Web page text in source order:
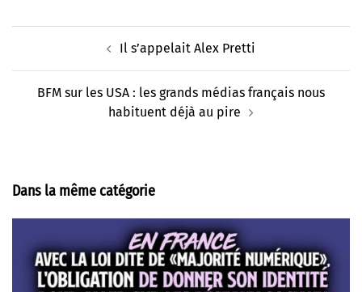
Il s’appelait Alex Pretti
BFM sur les USA : les grands médias français nous
habituent déjà au pire
Dans la même catégorie